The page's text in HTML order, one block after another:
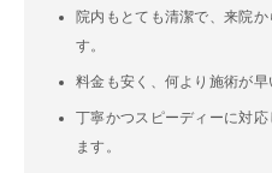
院内もとても清潔で、来院
す。
料金も安く、何より施術が早
丁寧かつスピーディーに対
ます。